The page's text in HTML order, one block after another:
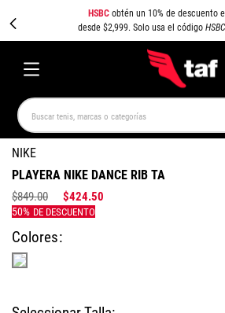
HSBCobtén un 10% de descuento
desde $2,999. Solo usa el código
Buscar tenis, marcas o categorías
NIKE
PLAYERA NIKE DANCE RIB TA
$849.00 $424.50
Colores
TÉRMINOS MÁS BUSCADOS
NEW BALANCE SAMBA
SPEEDCAT SPEZIAL